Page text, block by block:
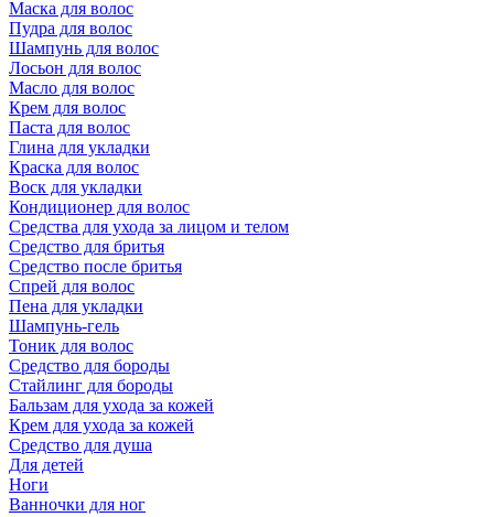
Маска для волос
Пудра для волос
Шампунь для волос
Лосьон для волос
Масло для волос
Крем для волос
Паста для волос
Глина для укладки
Краска для волос
Воск для укладки
Кондиционер для волос
Средства для ухода за лицом и телом
Средство для бритья
Средство после бритья
Спрей для волос
Пена для укладки
Шампунь-гель
Тоник для волос
Средство для бороды
Стайлинг для бороды
Бальзам для ухода за кожей
Крем для ухода за кожей
Средство для душа
Для детей
Ноги
Ванночки для ног